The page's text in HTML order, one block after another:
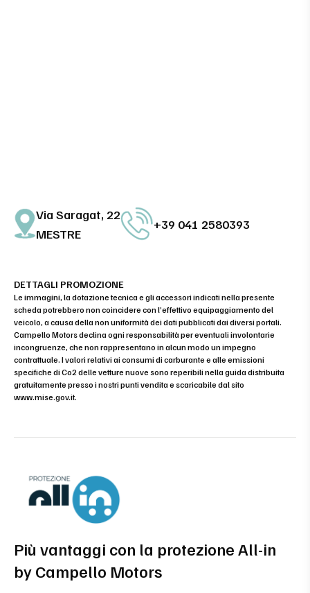
Via Saragat, 22
MESTRE
+39 041 2580393
DETTAGLI PROMOZIONE
Le immagini, la dotazione tecnica e gli accessori indicati nella presente
scheda potrebbero non coincidere con l’effettivo equipaggiamento del
veicolo, a causa della non uniformità dei dati pubblicati dai diversi portali.
Campello Motors declina ogni responsabilità per eventuali involontarie
incongruenze, che non rappresentano in alcun modo un impegno
contrattuale. I valori relativi ai consumi di carburante e alle emissioni
specifiche di Co2 delle vetture nuove sono reperibili nella guida distribuita
gratuitamente presso i nostri punti vendita e scaricabile dal sito
www.mise.gov.it.
Più vantaggi con la protezione All-in
by Campello Motors